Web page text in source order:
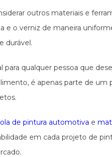
outros materiais e
e o verniz de maneira
durável.
qualquer pessoa que
é apenas parte de um
de pintura automotiva e
em cada projeto de